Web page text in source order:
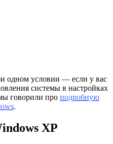
одном условии — если у вас
системы в настройках
говорили про подробную
.
XP